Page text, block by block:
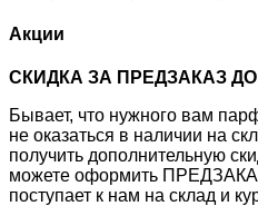
Акции
СКИДКА ЗА ПРЕДЗАКАЗ ДО
Бывает, что нужного вам
не оказаться в наличии на
получить дополнительную
можете оформить
поступает к нам на склад и